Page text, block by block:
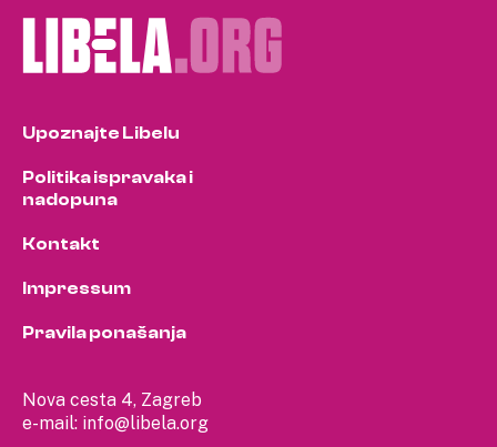
Nova cesta 4, Zagreb
e-mail: info@libela.org
Upoznajte Libelu
Politika ispravaka i
nadopuna
Kontakt
Impressum
Pravila ponašanja